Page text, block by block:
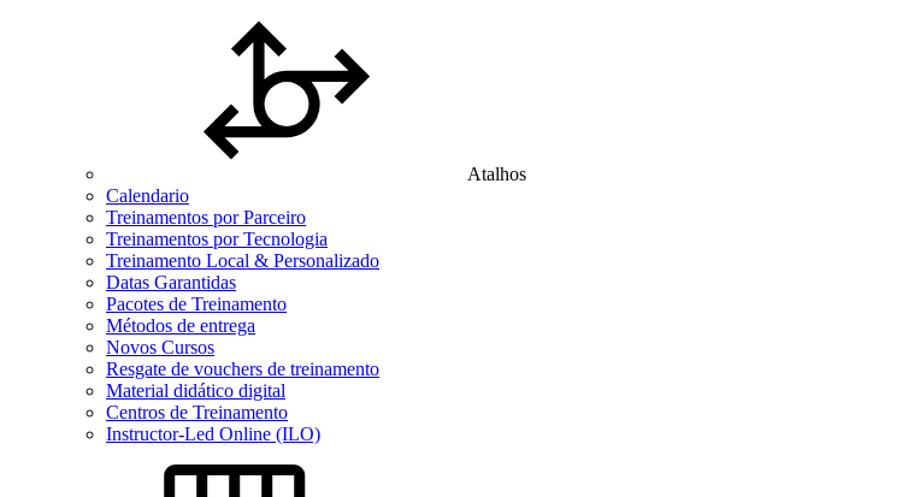
Atalhos
Calendario
Treinamentos por Parceiro
Treinamentos por Tecnologia
Treinamento Local & Personalizado
Datas Garantidas
Pacotes de Treinamento
Métodos de entrega
Novos Cursos
Resgate de vouchers de treinamento
Material didático digital
Centros de Treinamento
Instructor-Led Online (ILO)